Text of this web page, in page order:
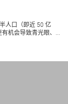
人口（即近 50 亿
机会导致青光眼、...